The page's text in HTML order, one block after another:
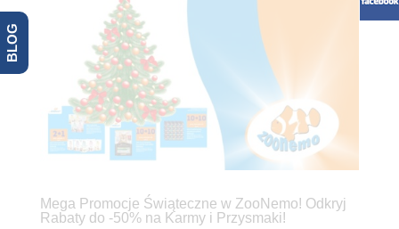
Mega Promocje Świąteczne w ZooNemo! Odkryj
Rabaty do -50% na Karmy i Przysmaki!
BLOG